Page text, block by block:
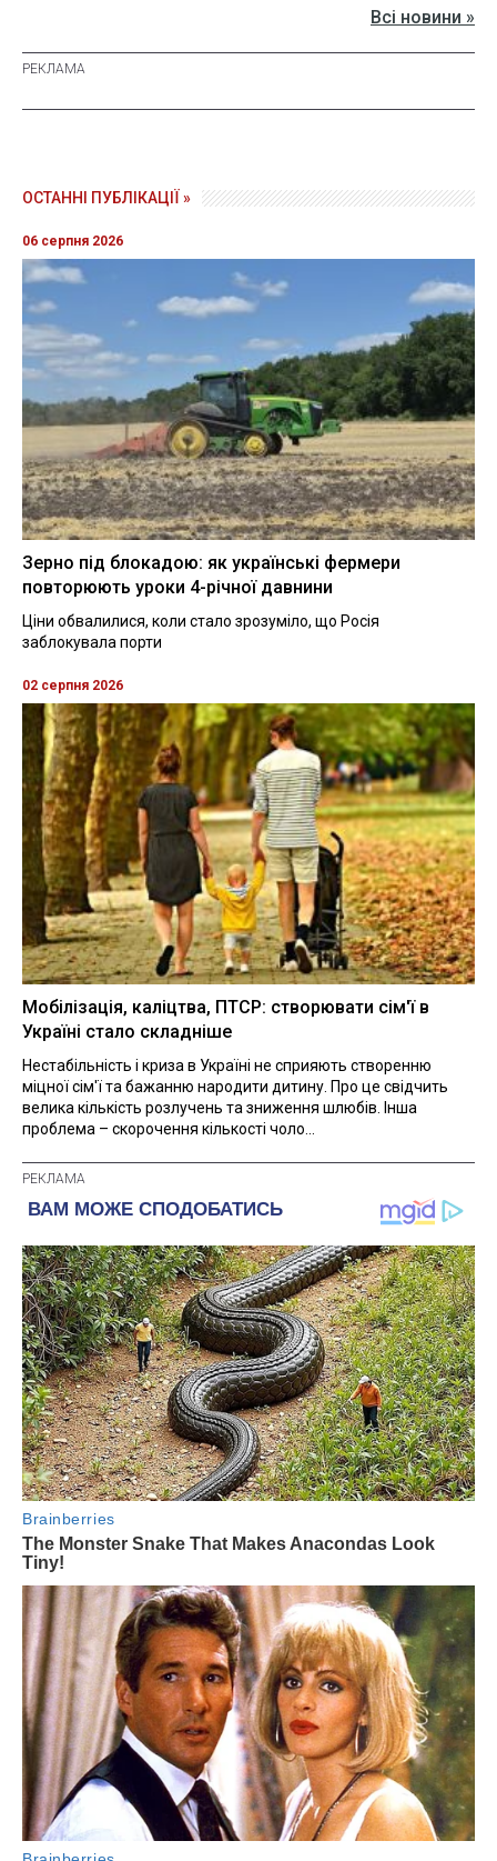
Всі новини »
ОСТАННІ ПУБЛІКАЦІЇ »
06 серпня 2026
Зерно під блокадою: як українські фермери
повторюють уроки 4-річної давнини
Ціни обвалилися, коли стало зрозуміло, що Росія
заблокувала порти
02 серпня 2026
Мобілізація, каліцтва, ПТСР: створювати сім'ї в
Україні стало складніше
Нестабільність і криза в Україні не сприяють створенню
міцної сім'ї та бажанню народити дитину. Про це свідчить
велика кількість розлучень та зниження шлюбів. Інша
проблема – скорочення кількості чоло...